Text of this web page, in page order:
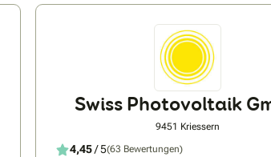
Swiss Photovoltaik
9451 Kriessern
4,45/ 5(63 Bewertungen)